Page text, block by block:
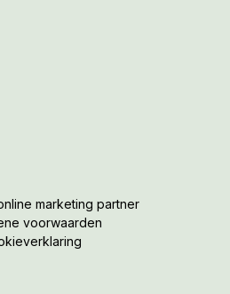
marketing partner
voorwaarden